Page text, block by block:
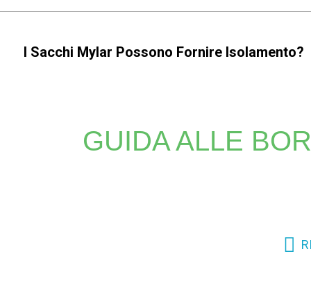
I Sacchi Mylar Possono Fornire Isolamento?
GUIDA ALLE